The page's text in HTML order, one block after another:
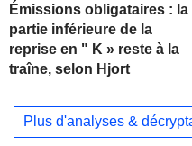
Émissions obligataires : la
partie inférieure de la
reprise en " K » reste à la
traîne, selon Hjort
Plus d'analyses &